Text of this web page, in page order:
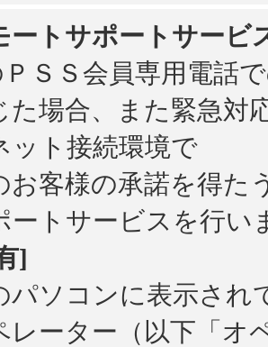
ートサポートサービ
ＰＳＳ会員専用電話
た場合、また緊急対
ット接続環境で
お客様の承諾を得た
ートサービスを行い
]
パソコンに表示され
レーター（以下「オ